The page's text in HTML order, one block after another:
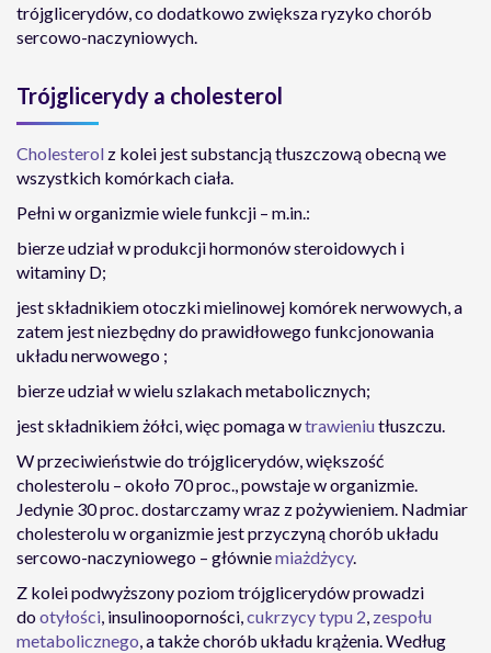
trójglicerydów, co dodatkowo zwiększa ryzyko chorób
sercowo-naczyniowych.
Trójglicerydy a cholesterol
Cholesterol z kolei jest substancją tłuszczową obecną we
wszystkich komórkach ciała.
Pełni w organizmie wiele funkcji – m.in.:
bierze udział w produkcji hormonów steroidowych i
witaminy D;
jest składnikiem otoczki mielinowej komórek nerwowych, a
zatem jest niezbędny do prawidłowego funkcjonowania
układu nerwowego ;
bierze udział w wielu szlakach metabolicznych;
jest składnikiem żółci, więc pomaga wtrawieniutłuszczu.
W przeciwieństwie do trójglicerydów, większość
cholesterolu – około 70 proc., powstaje w organizmie.
Jedynie 30 proc. dostarczamy wraz z pożywieniem. Nadmiar
cholesterolu w organizmie jest przyczyną chorób układu
sercowo-naczyniowego – główniemiażdżycy.
Z kolei podwyższony poziom trójglicerydów prowadzi
dootyłości, insulinooporności,cukrzycy typu 2, zespołu
metabolicznego, a także chorób układu krążenia. Według